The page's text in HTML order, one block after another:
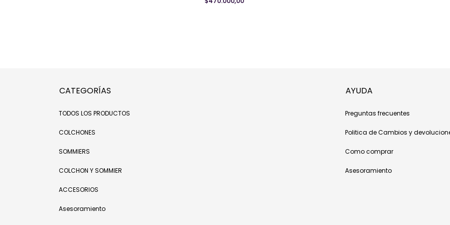
CATEGORÍAS
TODOS LOS PRODUCTOS
COLCHONES
SOMMIERS
COLCHON Y SOMMIER
ACCESORIOS
Asesoramiento
AYUDA
Preguntas frecuentes
Politica de Cambios y
Como comprar
Asesoramiento